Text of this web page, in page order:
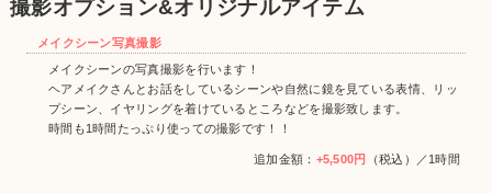
撮影オプション&オリジナルアイテム
メイクシーン写真撮影
メイクシーンの写真撮影を行います！
ヘアメイクさんとお話をしているシーンや自然に鏡を見ている表情、リッ
プシーン、イヤリングを着けているところなどを撮影致します。
時間も1時間たっぷり使っての撮影です！！
追加金額： +5,500円 （税込）／1時間